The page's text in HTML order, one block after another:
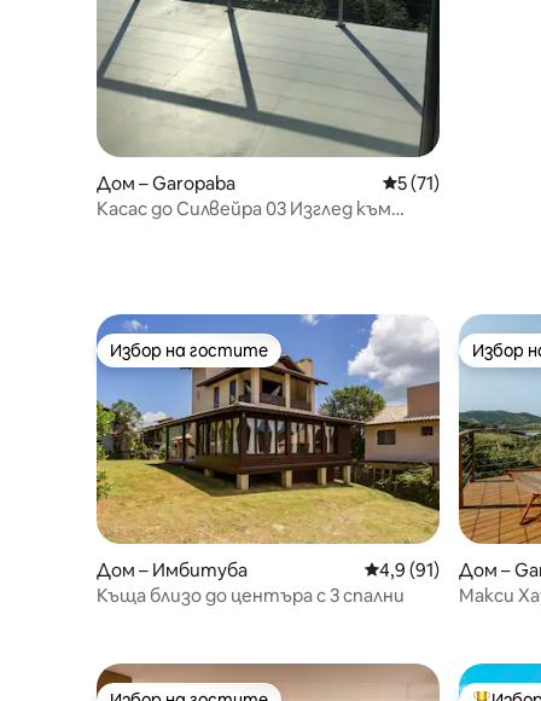
Дом – Garopaba Средна оценка: 5
5 (71)
Касас до Силвейра 03 Изглед към
Избор на гостите
Избор на гостите
Дом – Имбитуба Средна оценка: 4,9
4,9 (91)
Къща близо до центъра с 3 спални
Избор
Избор
Дом –
Макси